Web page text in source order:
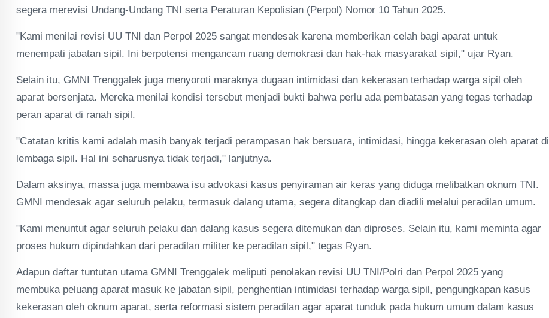
segera merevisi Undang-Undang TNI serta Peraturan Kepolisian (Perpol) Nomor 10 Tahun 2025.
"Kami menilai revisi UU TNI dan Perpol 2025 sangat mendesak karena memberikan celah bagi aparat untuk
menempati jabatan sipil. Ini berpotensi mengancam ruang demokrasi dan hak-hak masyarakat sipil," ujar Ryan.
Selain itu, GMNI Trenggalek juga menyoroti maraknya dugaan intimidasi dan kekerasan terhadap warga sipil oleh
aparat bersenjata. Mereka menilai kondisi tersebut menjadi bukti bahwa perlu ada pembatasan yang tegas terhadap
peran aparat di ranah sipil.
"Catatan kritis kami adalah masih banyak terjadi perampasan hak bersuara, intimidasi, hingga kekerasan oleh aparat di
lembaga sipil. Hal ini seharusnya tidak terjadi," lanjutnya.
Dalam aksinya, massa juga membawa isu advokasi kasus penyiraman air keras yang diduga melibatkan oknum TNI.
GMNI mendesak agar seluruh pelaku, termasuk dalang utama, segera ditangkap dan diadili melalui peradilan umum.
"Kami menuntut agar seluruh pelaku dan dalang kasus segera ditemukan dan diproses. Selain itu, kami meminta agar
proses hukum dipindahkan dari peradilan militer ke peradilan sipil," tegas Ryan.
Adapun daftar tuntutan utama GMNI Trenggalek meliputi penolakan revisi UU TNI/Polri dan Perpol 2025 yang
membuka peluang aparat masuk ke jabatan sipil, penghentian intimidasi terhadap warga sipil, pengungkapan kasus
kekerasan oleh oknum aparat, serta reformasi sistem peradilan agar aparat tunduk pada hukum umum dalam kasus